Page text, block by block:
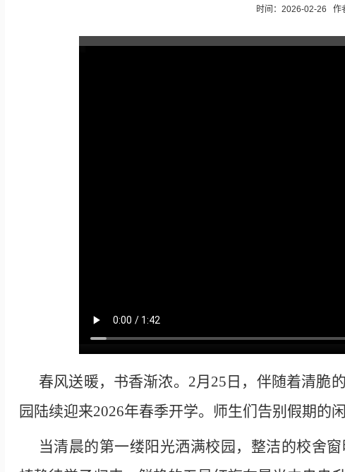
时间：2026-02-26 作
春风送暖，书香渐浓。 2月25日，伴随着清脆
园陆续迎来2026年春季开学。师生们告别假期的
当清晨的第一缕阳光洒满校园，整洁的校舍